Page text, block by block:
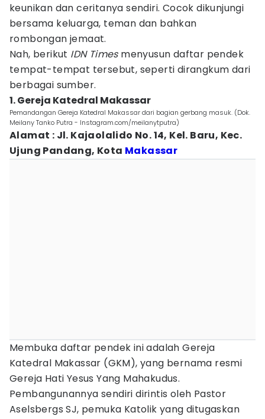
keunikan dan ceritanya sendiri. Cocok dikunjungi
bersama keluarga, teman dan bahkan
rombongan jemaat.
Nah, berikut IDN Timesmenyusun daftar pendek
tempat-tempat tersebut, seperti dirangkum dari
berbagai sumber.
1. Gereja Katedral Makassar
Pemandangan Gereja Katedral Makassar dari bagian gerbang masuk. (Dok.
Meilany Tanko Putra - Instagram.com/meilanytputra)
Alamat : Jl. Kajaolalido No. 14, Kel. Baru, Kec.
Ujung Pandang, Kota Makassar
Membuka daftar pendek ini adalah Gereja
Katedral Makassar (GKM), yang bernama resmi
Gereja Hati Yesus Yang Mahakudus.
Pembangunannya sendiri dirintis oleh Pastor
Aselsbergs SJ, pemuka Katolik yang ditugaskan